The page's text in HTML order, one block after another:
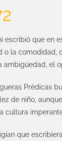
escribió que en
o la comodidad,
ambigüedad, el
Prédicas
de niño,
cultura
que